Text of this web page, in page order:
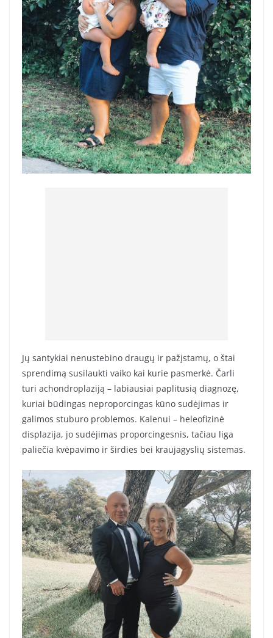
Jų santykiai nenustebino draugų ir pažįstamų, o štai
sprendimą susilaukti vaiko kai kurie pasmerkė. Čarli
turi achondroplaziją – labiausiai paplitusią diagnozę,
kuriai būdingas neproporcingas kūno sudėjimas ir
galimos stuburo problemos. Kalenui – heleofizinė
displazija, jo sudėjimas proporcingesnis, tačiau liga
paliečia kvėpavimo ir širdies bei kraujagyslių sistemas.